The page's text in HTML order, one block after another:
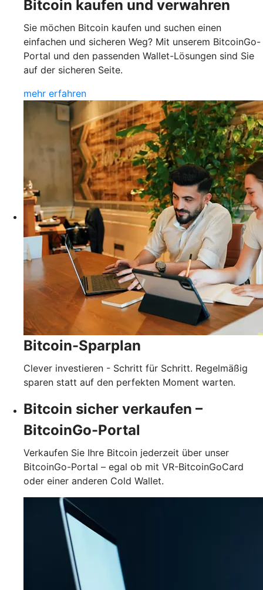
Bitcoin kaufen und verwahren
Sie möchen Bitcoin kaufen und suchen einen
einfachen und sicheren Weg? Mit unserem BitcoinGo-
Portal und den passenden Wallet-Lösungen sind Sie
auf der sicheren Seite.
mehr erfahren
Bitcoin-Sparplan
Clever investieren - Schritt für Schritt. Regelmäßig
sparen statt auf den perfekten Moment warten.
Bitcoin sicher verkaufen –
BitcoinGo-Portal
Verkaufen Sie Ihre Bitcoin jederzeit über unser
BitcoinGo-Portal – egal ob mit VR-BitcoinGoCard
oder einer anderen Cold Wallet.